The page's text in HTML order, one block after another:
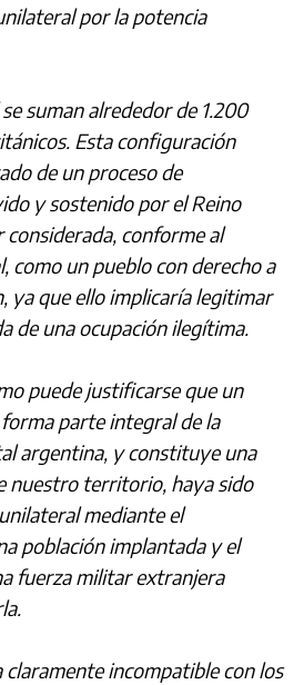
por la potencia
suman alrededor de 1.200
Esta configuración
de un proceso de
y sostenido por el Reino
conforme al
como un pueblo con derecho a
ya que ello implicaría legitimar
de una ocupación ilegítima.
puede justificarse que un
parte integral de la
argentina, y constituye una
nuestro territorio, haya sido
mediante el
población implantada y el
fuerza militar extranjera
incompatible con los